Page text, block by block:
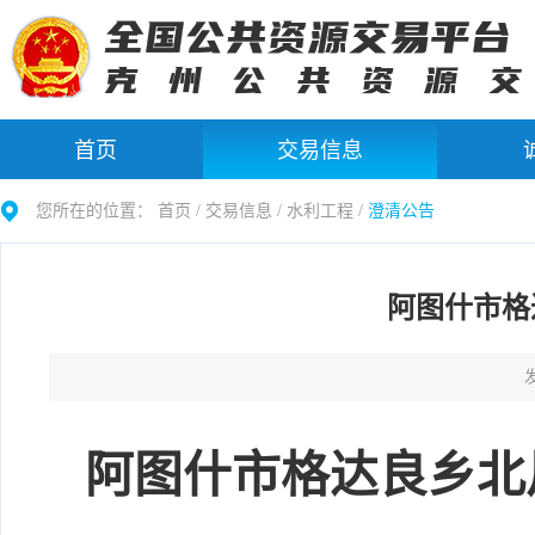
首页 交易信息
您所在的位置： 首页 / 交易信息 / 水利工程 / 澄清公告
阿图什市
阿图什市格达良乡